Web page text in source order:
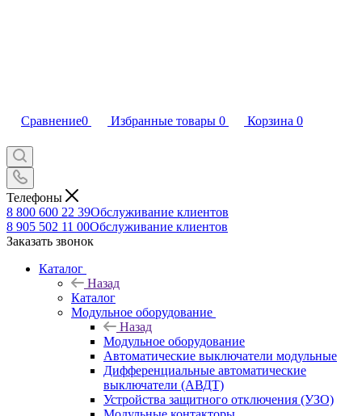
Сравнение0 Избранные товары 0 Корзина 0
Телефоны
8 800 600 22 39Обслуживание клиентов
8 905 502 11 00Обслуживание клиентов
Заказать звонок
Каталог
Назад
Каталог
Модульное оборудование
Назад
Модульное оборудование
Автоматические выключатели модульные
Дифференциальные автоматические
выключатели (АВДТ)
Устройства защитного отключения (УЗО)